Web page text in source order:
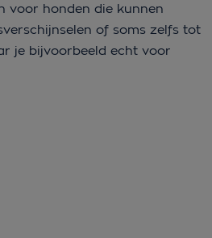
voor honden die kunnen
of soms zelfs tot
je bijvoorbeeld echt voor